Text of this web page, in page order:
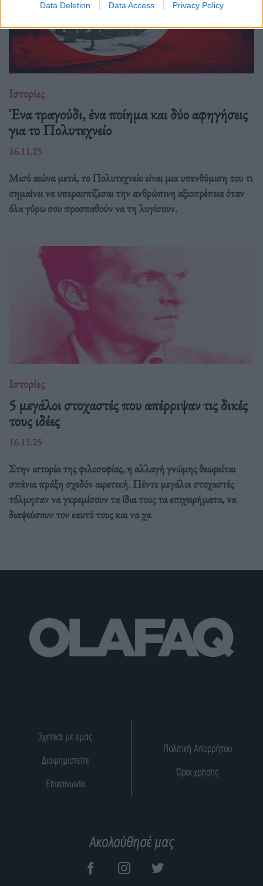
Data Deletion Data Access Privacy Policy
Ιστορίες
Ένα τραγούδι, ένα ποίημα και δύο αφηγήσεις
για το Πολυτεχνείο
16.11.25
Μισό αιώνα μετά, το Πολυτεχνείο είναι μια υπενθύμιση του τι
σημαίνει να υπερασπίζεσαι την ανθρώπινη αξιοπρέπεια όταν
όλα γύρω σου προσπαθούν να τη λυγίσουν.
Ιστορίες
5 μεγάλοι στοχαστές που απέρριψαν τις δικές
τους ιδέες
16.11.25
Στην ιστορία της φιλοσοφίας, η αλλαγή γνώμης θεωρείται
σπάνια πράξη σχεδόν αιρετική. Πέντε μεγάλοι στοχαστές
τόλμησαν να γκρεμίσουν τα ίδια τους τα επιχειρήματα, να
διαψεύσουν τον εαυτό τους και να χα
Σχετικά με εμάς
Διαφημιστείτε
Επικοινωνία
Πολιτική Απορρήτου
Όροι χρήσης
Ακολούθησέ μας